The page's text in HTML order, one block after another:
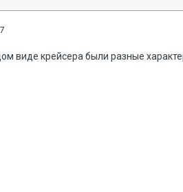
виде крейсера были разные